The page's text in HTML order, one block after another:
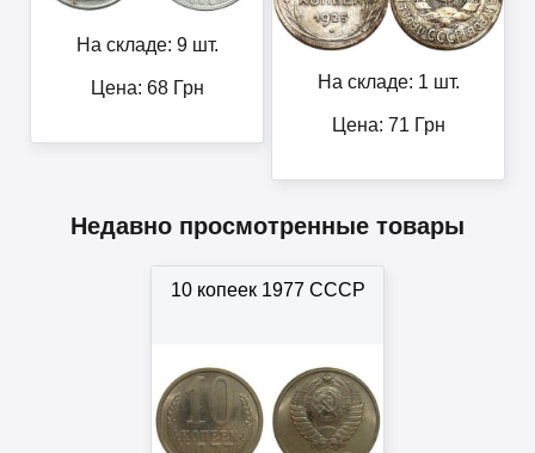
На складе: 9 шт.
Цена: 68Грн На складе: 1 шт.
Цена: 71 Грн
Недавно просмотренные товары
10 копеек 1977 СССР